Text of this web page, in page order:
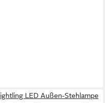
lightling LED Außen-Stehlampe